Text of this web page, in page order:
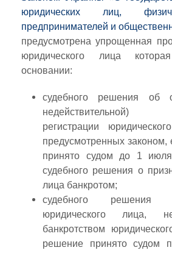
юридических лиц,
предпринимателей и
предусмотрена упрощенная
юридического лица
основании:
судебного решения об
недействительной)
регистрации
предусмотренных законом,
принято судом до 1
судебного решения о
лица банкротом;
судебного решения
юридического лица,
банкротством
решение принято судом